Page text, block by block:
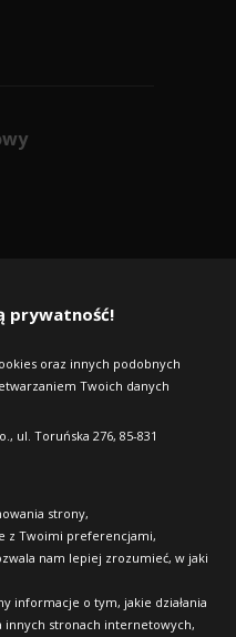
prywatność!
oraz innych podobnych
Twoich danych
ul. Toruńska 276, 85-831
strony,
z Twoimi preferencjami,
nam lepiej zrozumieć, w jaki
informacje o tym, jakie działania
innych stronach internetowych,
24opony.pl